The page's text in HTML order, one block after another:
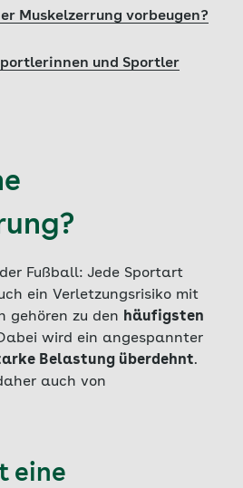
Muskelzerrung vorbeugen?
und Sportler
Fußball: Jede Sportart
ein Verletzungsrisiko mit
gehören zu den häufigsten
wird ein angespannter
Belastung überdehnt.
auch von
eine